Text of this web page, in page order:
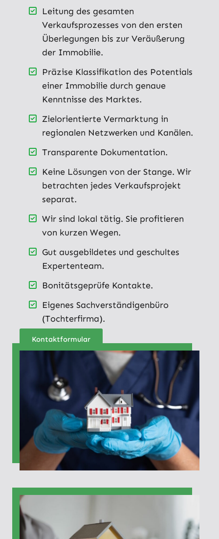
Leitung des gesamten
Verkaufsprozesses von den ersten
Überlegungen bis zur Veräußerung
der Immobilie.
Präzise Klassifikation des Potentials
einer Immobilie durch genaue
Kenntnisse des Marktes.
Zielorientierte Vermarktung in
regionalen Netzwerken und Kanälen.
Transparente Dokumentation.
Keine Lösungen von der Stange. Wir
betrachten jedes Verkaufsprojekt
separat.
Wir sind lokal tätig. Sie profitieren
von kurzen Wegen.
Gut ausgebildetes und geschultes
Expertenteam.
Bonitätsgeprüfe Kontakte.
Eigenes Sachverständigenbüro
(Tochterfirma).
Kontaktformular